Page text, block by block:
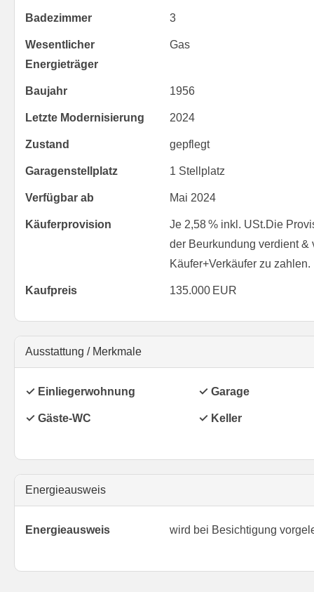
Badezimmer 3
Wesentlicher
Energieträger
Gas
Baujahr 1956
Letzte Modernisierung 2024
Zustand gepflegt
Garagen­stellplatz 1 Stellplatz
Verfügbar ab Mai 2024
Käufer­provision
Je 2,58 % inkl. USt.Die
der Beurkundung verdient &
Käufer+Verkäufer zu zahlen.
Kaufpreis 135.000 EUR
Ausstattung / Merkmale
✓ Einliegerwohnung ✓ Garage
✓ Gäste-WC ✓ Keller
Energieausweis
Energieausweis wird bei Besichtigung